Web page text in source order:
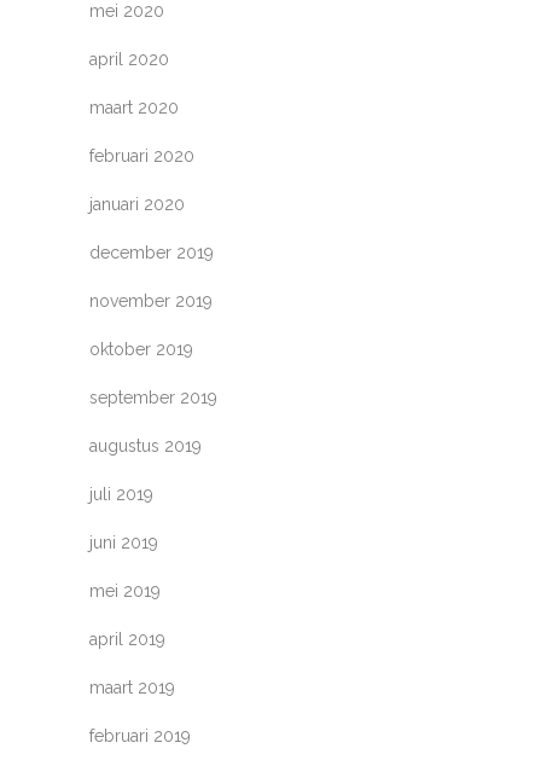
mei 2020
april 2020
maart 2020
februari 2020
januari 2020
december 2019
november 2019
oktober 2019
september 2019
augustus 2019
juli 2019
juni 2019
mei 2019
april 2019
maart 2019
februari 2019